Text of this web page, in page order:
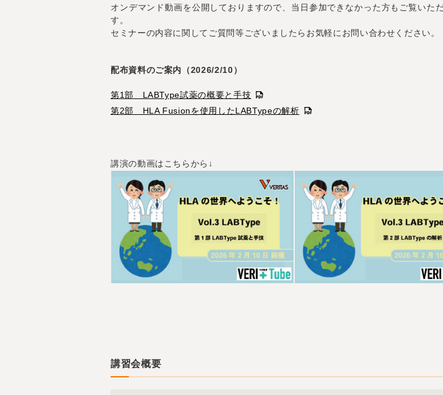
オンデマンド動画を公開しておりますので、当日参加できなかった方もご覧い
す。
セミナーの内容に関してご質問等ございましたらお気軽にお問い合わせください。
配布資料のご案内（2026/2/10）
第1部 LABType試薬の概要と手技
第2部 HLA Fusionを使用したLABTypeの解析
講演の動画はこちらから↓
講習会概要